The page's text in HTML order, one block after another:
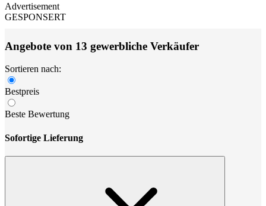
Advertisement
GESPONSERT
Angebote von 13 gewerbliche Verkäufer
Sortieren nach:
Bestpreis
Beste Bewertung
Sofortige Lieferung